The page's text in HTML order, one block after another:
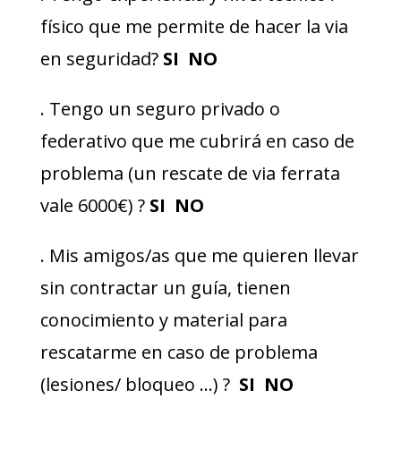
físico que me permite de hacer la via
en seguridad? SI NO
. Tengo un seguro privado o
federativo que me cubrirá en caso de
problema (un rescate de via ferrata
vale 6000€) ? SI NO
. Mis amigos/as que me quieren llevar
sin contractar un guía, tienen
conocimiento y material para
rescatarme en caso de problema
(lesiones/ bloqueo …) ? SI NO